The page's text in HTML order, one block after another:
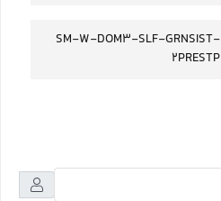
SM-W-DOM3-SLF-GRNSIST-
2PRESTP